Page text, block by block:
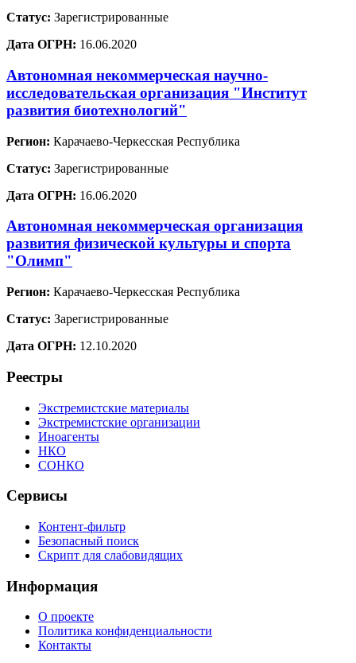
Статус: Зарегистрированные
Дата ОГРН: 16.06.2020
Автономная некоммерческая научно-
исследовательская организация "Институт
развития биотехнологий"
Регион: Карачаево-Черкесская Республика
Статус: Зарегистрированные
Дата ОГРН: 16.06.2020
Автономная некоммерческая организация
развития физической культуры и спорта
"Олимп"
Регион: Карачаево-Черкесская Республика
Статус: Зарегистрированные
Дата ОГРН: 12.10.2020
Реестры
Экстремистские материалы
Экстремистские организации
Иноагенты
НКО
СОНКО
Сервисы
Контент-фильтр
Безопасный поиск
Скрипт для слабовидящих
Информация
О проекте
Политика конфиденциальности
Контакты